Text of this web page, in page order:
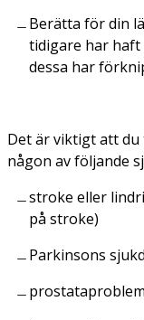
Berätta för din
tidigare har haft
dessa har
Det är viktigt att du
någon av följande
stroke eller
på stroke)
Parkinsons
prostataproblem